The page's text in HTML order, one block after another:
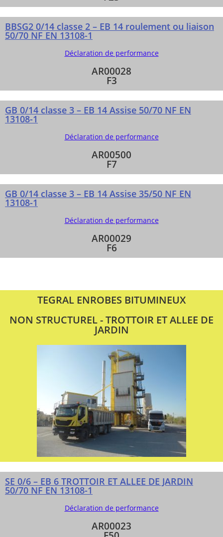
BBSG2 0/14 classe 2 – EB 14 roulement ou liaison
50/70 NF EN 13108-1
Déclaration de performance
AR00028
F3
GB 0/14 classe 3 – EB 14 Assise 50/70 NF EN
13108-1
Déclaration de performance
AR00500
F7
GB 0/14 classe 3 – EB 14 Assise 35/50 NF EN
13108-1
Déclaration de performance
AR00029
F6
TEGRAL ENROBES BITUMINEUX
NON STRUCTUREL - TROTTOIR ET ALLEE DE
JARDIN
SE 0/6 – EB 6 TROTTOIR ET ALLEE DE JARDIN
50/70 NF EN 13108-1
Déclaration de performance
AR00023